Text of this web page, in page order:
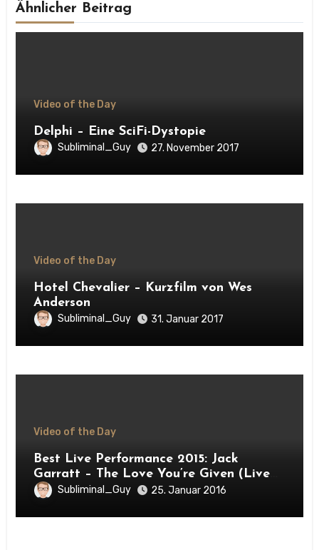
Ähnlicher Beitrag
Video of the Day
Delphi – Eine SciFi-Dystopie
Subliminal_Guy 27. November 2017
Video of the Day
Hotel Chevalier – Kurzfilm von Wes
Anderson
Subliminal_Guy 31. Januar 2017
Video of the Day
Best Live Performance 2015: Jack
Garratt – The Love You’re Given (Live
at SXSW)
Subliminal_Guy 25. Januar 2016